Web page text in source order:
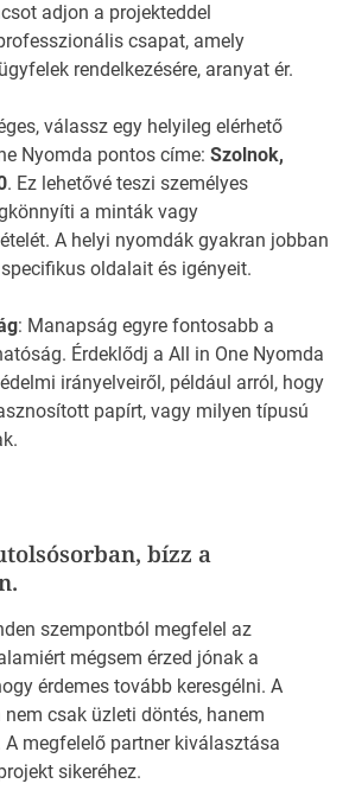
adjon a projekteddel
csapat, amely
rendelkezésére, aranyat ér.
válassz egy helyileg elérhető
Nyomda pontos címe: Szolnok,
. Ez lehetővé teszi személyes
a minták vagy
A helyi nyomdák gyakran jobban
oldalait és igényeit.
: Manapság egyre fontosabb a
Érdeklődj a All in One Nyomda
irányelveiről, például arról, hogy
papírt, vagy milyen típusú
bízz a
szempontból megfelel az
mégsem érzed jónak a
érdemes tovább keresgélni. A
csak üzleti döntés, hanem
megfelelő partner kiválasztása
sikeréhez.